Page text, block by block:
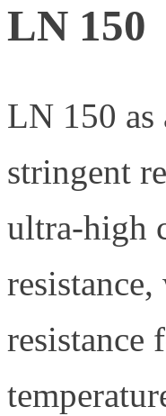
LN 150
LN 150 as
stringent
ultra-high